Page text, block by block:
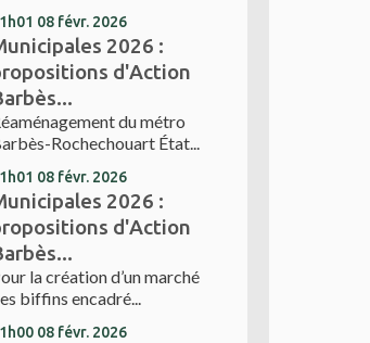
08 févr. 2026
2026 :
d'Action
du métro
Rochechouart État...
08 févr. 2026
2026 :
d'Action
la création d’un marché
biffins encadré...
08 févr. 2026